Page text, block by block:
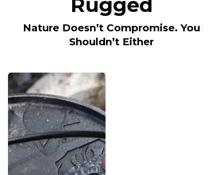
Rugged
Nature Doesn’t Compromise. You
Shouldn’t Either